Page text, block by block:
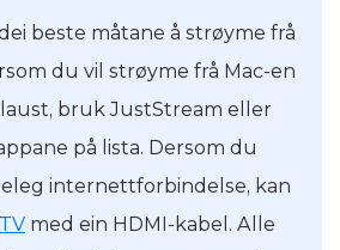
beste måtane å strøyme frå
du vil strøyme frå Mac-en
bruk JustStream eller
på lista. Dersom du
internettforbindelse, kan
med ein HDMI-kabel. Alle